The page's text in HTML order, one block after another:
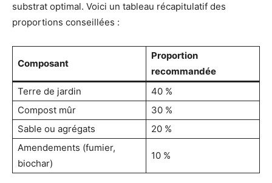
substrat optimal. Voici un tableau récapitulatif des
proportions conseillées :
Composant
Proportion
recommandée
Terre de jardin
40 %
Compost mûr
30 %
Sable ou agrégats
20 %
Amendements (fumier,
biochar)
10 %